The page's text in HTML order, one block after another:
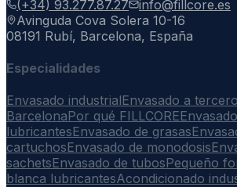
(+34) 93.277.87.27
info@fillcore.es
Avinguda Cova Solera 10-16
08191 Rubí, Barcelona, España
Especialidades
Envasado industrialEnvasado a
BarcelonaPor qué FILLCORE
lubricantesEnvasado de grasas
cartuchosEnvasado de monodosis
sachetsEnvasado de tubosPequeño
blanca lubricantesAcondicionado